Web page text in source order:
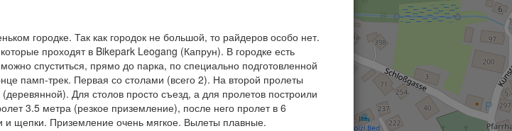
городке. Так как городок не большой, то райдеров особо нет.
проходят в Bikepark Leogang (Капрун). В городке есть
спуститься, прямо до парка, по специально подготовленной
памп-трек. Первая со столами (всего 2). На второй пролеты
Для столов просто съезд, а для пролетов построили
3.5 метра (резкое приземление), после него пролет в 6
щепки. Приземление очень мягкое. Вылеты плавные.